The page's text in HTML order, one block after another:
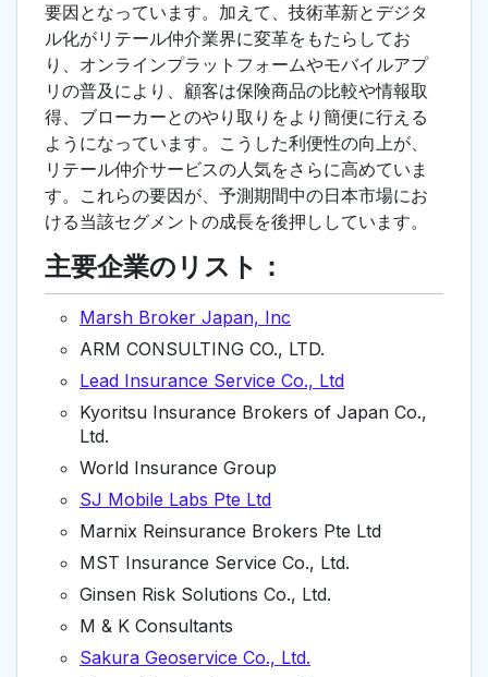
要因となっています。加えて、技術革新とデジタ
ル化がリテール仲介業界に変革をもたらしてお
り、オンラインプラットフォームやモバイルアプ
リの普及により、顧客は保険商品の比較や情報取
得、ブローカーとのやり取りをより簡便に行える
ようになっています。こうした利便性の向上が、
リテール仲介サービスの人気をさらに高めていま
す。これらの要因が、予測期間中の日本市場にお
ける当該セグメントの成長を後押ししています。
主要企業のリスト：
Marsh Broker Japan, Inc
ARM CONSULTING CO., LTD.
Lead Insurance Service Co., Ltd
Kyoritsu Insurance Brokers of Japan Co.,
Ltd.
World Insurance Group
SJ Mobile Labs Pte Ltd
Marnix Reinsurance Brokers Pte Ltd
MST Insurance Service Co., Ltd.
Ginsen Risk Solutions Co., Ltd.
M & K Consultants
Sakura Geoservice Co., Ltd.